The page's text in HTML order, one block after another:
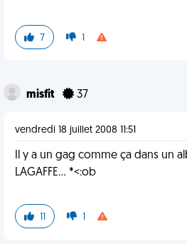
7 1
misfit 37
vendredi 18 juillet 2008 11:51
Il y a un gag comme ça dans un
LAGAFFE... *<:ob
11 1